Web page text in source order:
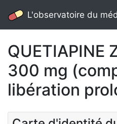
L'observatoire du
QUETIAPINE
300 mg
libération